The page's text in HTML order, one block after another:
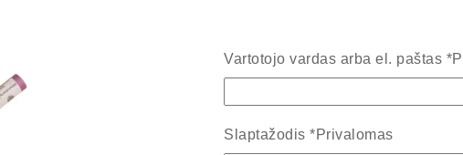
Vartotojo vardas arba el. paštas *
Slaptažodis *Privalomas